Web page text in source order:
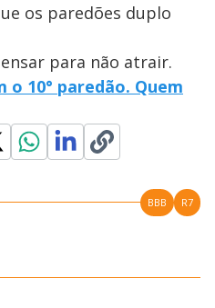
os paredões duplo
para não atrair.
o 10° paredão. Quem
BBB R7